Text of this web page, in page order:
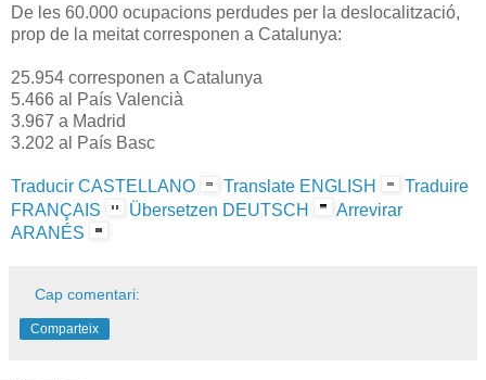
De les 60.000 ocupacions perdudes per la deslocalització,
prop de la meitat corresponen a Catalunya:
25.954 corresponen a Catalunya
5.466 al País Valencià
3.967 a Madrid
3.202 al País Basc
Traducir CASTELLANO Translate ENGLISH
Traduire
FRANÇAIS
Übersetzen DEUTSCH
Arrevirar
ARANÉS
Cap comentari:
Comparteix